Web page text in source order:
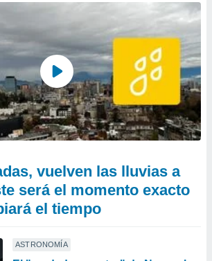
vuelven las lluvias a
será el momento exacto
el tiempo
ASTRONOMÍA